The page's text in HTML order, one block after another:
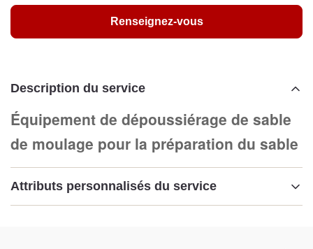
Renseignez-vous
Description du service
Équipement de dépoussiérage de sable
de moulage pour la préparation du sable
Attributs personnalisés du service